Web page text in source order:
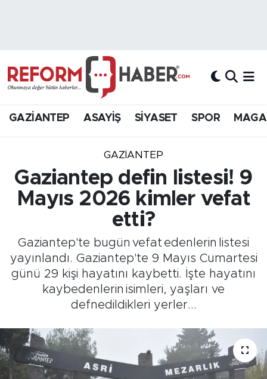
GAZİANTEP ASAYİŞ SİYASET SPOR
GAZIANTEP
Gaziantep defin listesi! 9
Mayıs 2026 kimler vefat
etti?
Gaziantep'te bugün vefat edenlerin listesi
yayınlandı. Gaziantep'te 9 Mayıs Cumartesi
günü 29 kişi hayatını kaybetti. İşte hayatını
kaybedenlerin isimleri, yaşları ve
defnedildikleri yerler...
Hava Durumu
Süper Lig Puan Durumu ve Fikstür
Tüm Manşetler
Son Dakika Haberleri